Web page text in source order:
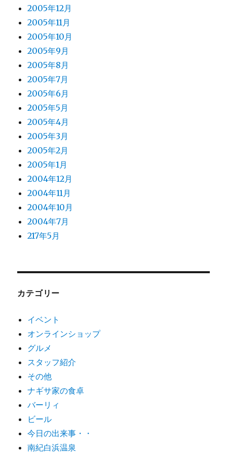
2005年12月
2005年11月
2005年10月
2005年9月
2005年8月
2005年7月
2005年6月
2005年5月
2005年4月
2005年3月
2005年2月
2005年1月
2004年12月
2004年11月
2004年10月
2004年7月
217年5月
カテゴリー
イベント
オンラインショップ
グルメ
スタッフ紹介
その他
ナギサ家の食卓
バーリィ
ビール
今日の出来事・・
南紀白浜温泉